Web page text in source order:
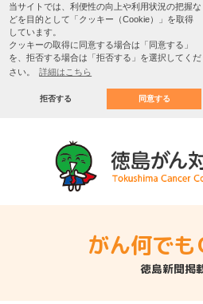
当サイトでは、利便性の向上や利用状況の把握な
どを目的として「クッキー（Cookie）」を取得
しています。
クッキーの取得に同意する場合は「同意する」
を、拒否する場合は「拒否する」を選択してくだ
さい。
詳細はこちら
拒否する 同意する
がん何でも
徳島新聞掲